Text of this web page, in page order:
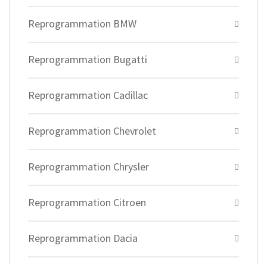
Reprogrammation BMW
Reprogrammation Bugatti
Reprogrammation Cadillac
Reprogrammation Chevrolet
Reprogrammation Chrysler
Reprogrammation Citroen
Reprogrammation Dacia